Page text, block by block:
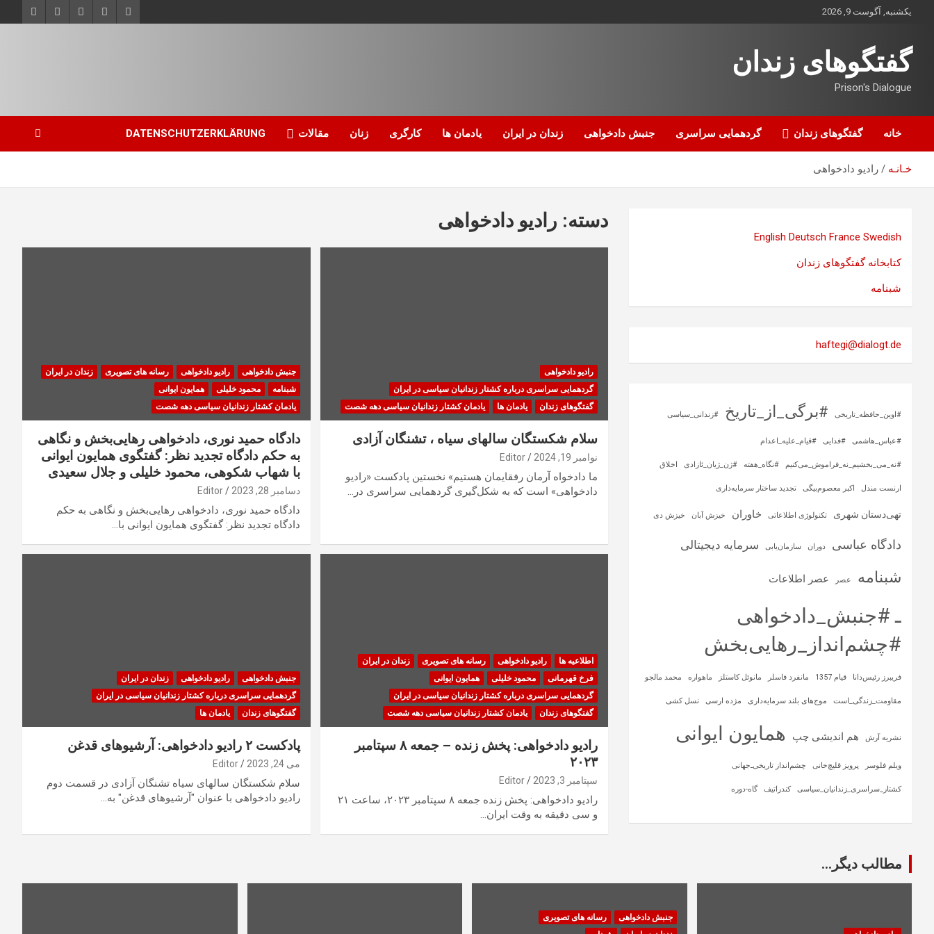
یکشنبه, آگوست 9, 2026
گفتگوهای زندان
Prison's Dialogue
خانه گفتگوهای زندان گردهمایی سراسری جنبش دادخواهی زندان در ایران یادمان ها کارگری زنان مقالات DATENSCHUTZERKLÄRUNG
خـانـه رادیو دادخواهی
دسته: رادیو دادخواهی
رادیو دادخواهی
گردهمایی سراسری درباره کشتار زندانیان سیاسی در ایران
گفتگوهای زندان
یادمان ها یادمان کشتار زندانیان سیاسی دهه شصت
سلام شکستگان سالهای سیاه ، تشنگان آزادی
نوامبر 19, 2024 Editor
ما دادخواه آرمان رفقایمان هستیم» نخستین پادکست «رادیو
دادخواهی» است که به شکل‌گیری گردهمایی سراسری در…
جنبش دادخواهی رادیو دادخواهی رسانه های تصویری
زندان در ایران
شبنامه
محمود خلیلی
همایون ایوانی
یادمان کشتار زندانیان سیاسی دهه شصت
دادگاه حمید نوری، دادخواهی رهایی‌بخش و نگاهی
به حکم دادگاه تجدید نظر: گفتگوی همایون ایوانی
با شهاب شکوهی، محمود خلیلی و جلال سعیدی
دسامبر 28, 2023 Editor
دادگاه حمید نوری، دادخواهی رهایی‌بخش و نگاهی به حکم
دادگاه تجدید نظر: گفتگوی همایون ایوانی با…
اطلاعیه ها رادیو دادخواهی رسانه های تصویری
زندان در ایران
فرخ قهرمانی
محمود خلیلی
همایون ایوانی
گردهمایی سراسری درباره کشتار زندانیان سیاسی در ایران
گفتگوهای زندان
یادمان کشتار زندانیان سیاسی دهه شصت
رادیو دادخواهی: پخش زنده – جمعه ۸ سپتامبر
۲۰۲۳
سپتامبر 3, 2023 Editor
رادیو دادخواهی: پخش زنده جمعه ۸ سپتامبر ۲۰۲۳، ساعت ۲۱
و سی دقیقه به وقت ایران…
جنبش دادخواهی رادیو دادخواهی
زندان در ایران
گردهمایی سراسری درباره کشتار زندانیان سیاسی در ایران
گفتگوهای زندان
یادمان ها
پادکست ۲ رادیو دادخواهی: آرشیوهای قدغن
می 24, 2023 Editor
سلام شکستگان سالهای سیاه تشنگان آزادی در قسمت دوم
رادیو دادخواهی با عنوان "آرشیوهای قدغن" به…
English Deutsch France Swedish
کتابخانه گفتگوهای زندان
شبنامه
haftegi@dialogt.de
#اوین_حافظه_تاریخی #برگی_از_تاریخ #زندانی_سیاسی
#عباس_هاشمی #فدایی #قیام_علیه_اعدام
#نه_می_بخشیم_نه_فراموش_می‌کنیم #نگاه_هفته #ژن_ژیان_ئازادی اخلاق
ارنست مندل اکبر معصوم‌بیگی تجدید ساختار سرمایه‌داری
تهی‌دستان شهری تکنولوژی اطلاعاتی خاوران خیزش آبان خیزش دی
دادگاه عباسی دوران سازمان‌یابی سرمایه‌ دیجیتالی
شبنامه عصر عصر اطلاعات
ـ #جنبش_دادخواهی
#چشم‌انداز_رهایی‌بخش
فریبرز رئیس‌دانا قیام 1357 مانفرد فاسلر مانوئل کاستلز ماهواره‌ محمد مالجو
مقاومت_زندگی_است موج‌های بلند سرمایه‌داری مژده ارسی نسل کشی
نشریه آرش هم اندیشی چپ همایون ایوانی
ویلم فلوسر پرویز قلیچ‌خانی چشم‌انداز تاریخی‌ـ‌جهانی
کشتار_سراسری_زندانیان_سیاسی کندراتیف گاه-دوره
مطالب دیگر...
جنبش دادخواهی
رسانه های تصویری